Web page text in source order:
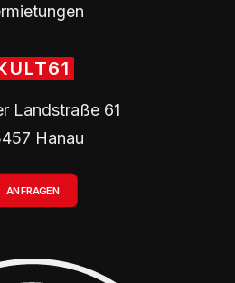
Landstraße 61
Hanau
ANFRAGEN